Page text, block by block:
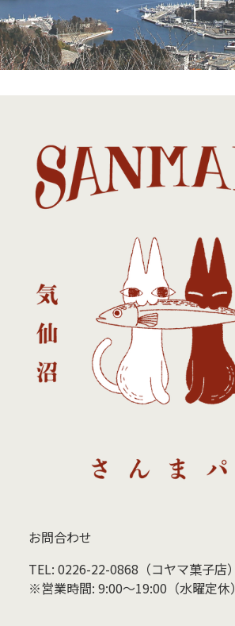
お問合わせ
TEL: 0226-22-0868（コヤマ菓子店）
※営業時間: 9:00〜19:00（水曜定休）